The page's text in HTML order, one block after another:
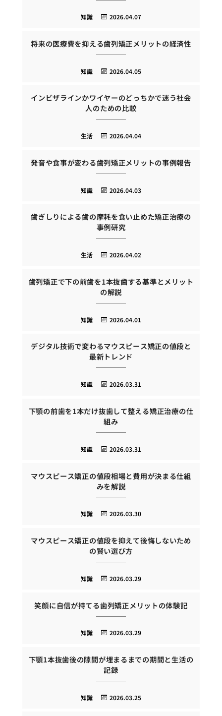
2026.04.07
知識
将来の医療費を抑える歯列矯正メリットの経済性
2026.04.05
知識
インビザラインかワイヤーのどっちかで迷う社会
人のための比較
2026.04.04
生活
発音や食事が変わる歯列矯正メリットの事例報告
2026.04.03
知識
歯ぎしりによる歯の摩耗を食い止めた矯正治療の
事例研究
2026.04.02
生活
歯列矯正で下の前歯を1本抜歯する基準とメリット
の解説
2026.04.01
知識
デジタル技術で変わるマウスピース矯正の値段と
最新トレンド
2026.03.31
知識
下顎の前歯を1本だけ抜歯して整える矯正治療の仕
組み
2026.03.31
知識
マウスピース矯正の値段相場と費用が決まる仕組
みを解説
2026.03.30
知識
マウスピース矯正の値段を抑えて後悔しないため
の賢い選び方
2026.03.29
知識
笑顔に自信が持てる歯列矯正メリットの体験記
2026.03.29
知識
下顎1本抜歯後の隙間が埋まるまでの期間と生活の
記録
2026.03.25
知識